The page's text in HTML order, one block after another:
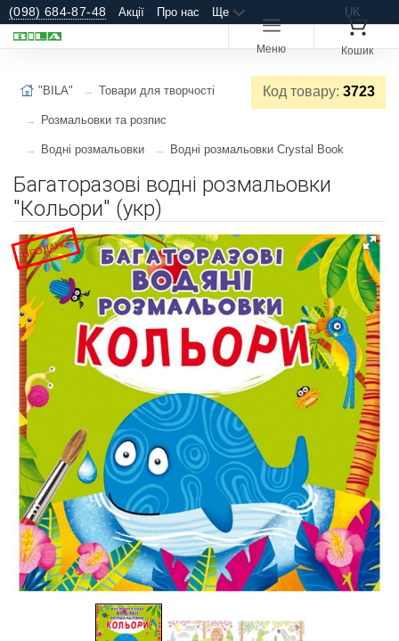
(098) 684-87-48 Акції Про нас Ще UK
Меню Кошик
Код товару: 3723
"BILA" Товари для творчості
Розмальовки та розпис
Водні розмальовки Водні розмальовки Crystal Book
Багаторазові водні розмальовки
"Кольори" (укр)
ПРОДАНО